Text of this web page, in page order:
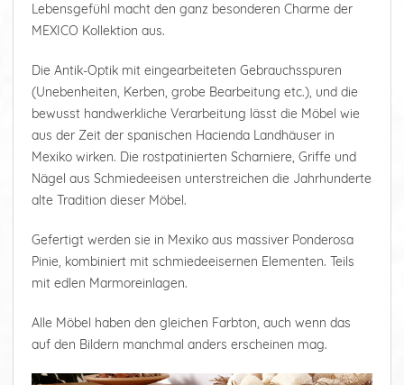
Lebensgefühl macht den ganz besonderen Charme der
MEXICO Kollektion aus.
Die Antik-Optik mit eingearbeiteten Gebrauchsspuren
(Unebenheiten, Kerben, grobe Bearbeitung etc.), und die
bewusst handwerkliche Verarbeitung lässt die Möbel wie
aus der Zeit der spanischen Hacienda Landhäuser in
Mexiko wirken. Die rostpatinierten Scharniere, Griffe und
Nägel aus Schmiedeeisen unterstreichen die Jahrhunderte
alte Tradition dieser Möbel.
Gefertigt werden sie in Mexiko aus massiver Ponderosa
Pinie, kombiniert mit schmiedeeisernen Elementen. Teils
mit edlen Marmoreinlagen.
Alle Möbel haben den gleichen Farbton, auch wenn das
auf den Bildern manchmal anders erscheinen mag.